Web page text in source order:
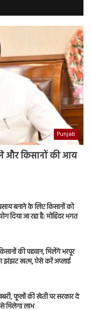
Punjab
और किसानों की आय
बनाने के लिए किसानों को
दिया जा रहा है: मोहिंदर भगत
की पहचान, मिलेंगे भरपूर
झंझट खत्म, ऐसे करें अप्लाई
फूलों की खेती पर सरकार दे
मिलेगा लाभ